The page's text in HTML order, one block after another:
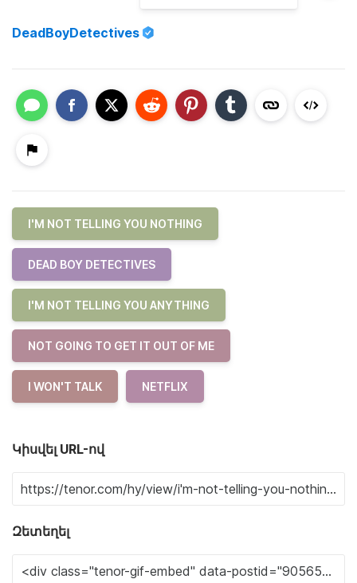
DeadBoyDetectives
I'M NOT TELLING YOU NOTHING
DEAD BOY DETECTIVES
I'M NOT TELLING YOU ANYTHING
NOT GOING TO GET IT OUT OF ME
I WON'T TALK NETFLIX
Կիսվել URL-ով
Զետեղել